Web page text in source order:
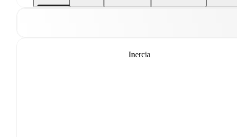
Inercia